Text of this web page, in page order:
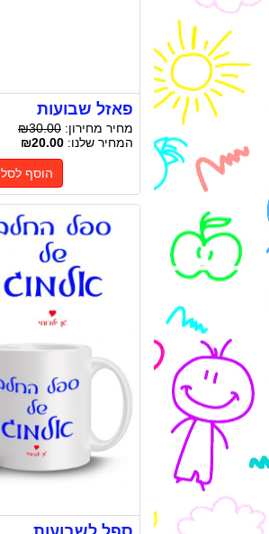
פאזל שבועות
מחיר מחירון: ₪30.00
המחיר שלנו: ₪20.00
הוסף לסל